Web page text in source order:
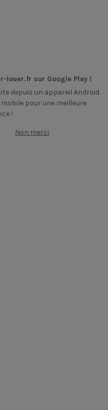
louer.fr sur Google Play !
depuis un appareil Android.
pour une meilleure
!
Non merci